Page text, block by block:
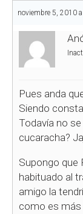
noviembre 5, 2010
Pues anda
Siendo
Todavía no
cucaracha?
Supongo que
habituado al
amigo la
como es más